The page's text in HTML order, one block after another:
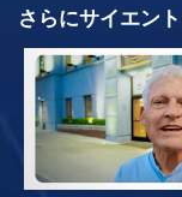
さらにサイエン